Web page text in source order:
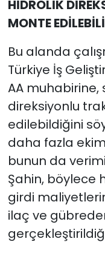
HİDROLİK
MONTE
Bu alanda
Türkiye İş
AA
direksiyonlu
edilebildiğini
daha fazla ekim
bunun da
Şahin, böylece
girdi
ilaç ve